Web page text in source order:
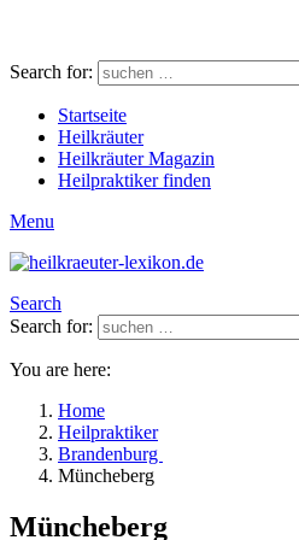
Search for:
Startseite
Heilkräuter
Heilkräuter Magazin
Heilpraktiker finden
Menu
Search
Search for:
You are here:
Home
Heilpraktiker
Brandenburg
Müncheberg
Müncheberg